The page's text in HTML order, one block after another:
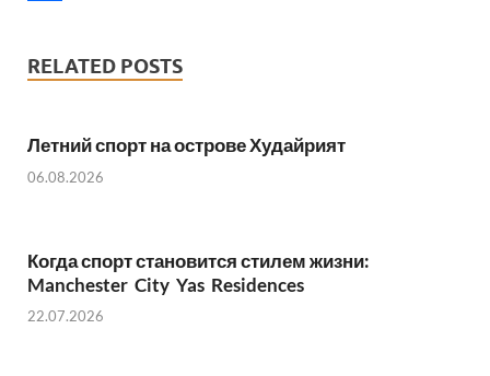
p
e
RELATED POSTS
Летний спорт на острове Худайрият
06.08.2026
Когда спорт становится стилем жизни:
Manchester City Yas Residences
22.07.2026